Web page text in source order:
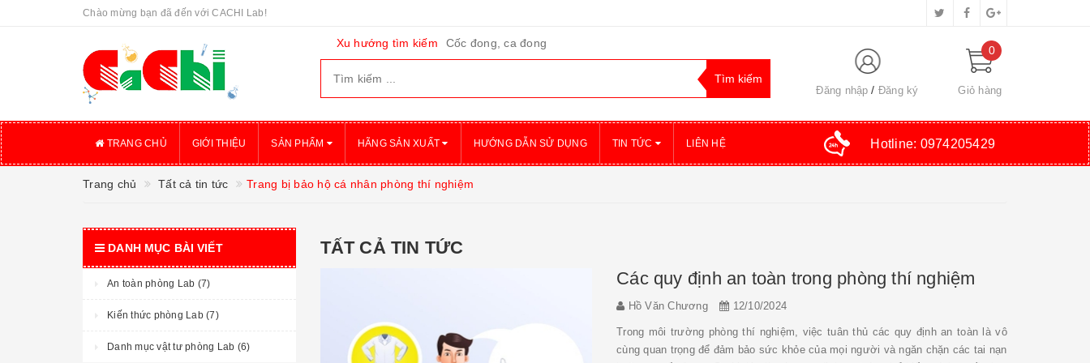
Chào mừng bạn đã đến với CACHI Lab!
Xu hướng tìm kiếm Cốc đong, ca đong
Đăng nhập Đăng ký
0
Giỏ hàng
TRANG CHỦ GIỚI THIỆU SẢN PHẨM HÃNG SẢN XUẤT HƯỚNG DẪN SỬ DỤNG TIN TỨC LIÊN HỆ Hotline: 0974205429
Trang chủ Tất cả tin tức Trang bị bảo hộ cá nhân phòng thí nghiệm
TẤT CẢ TIN TỨC
Các quy định an toàn trong phòng thí nghiệm
Hồ Văn Chương 12/10/2024
Trong môi trường phòng thí nghiệm, việc tuân thủ các quy định an toàn là vô
cùng quan trọng để đảm bảo sức khỏe của mọi người và ngăn chặn các tai nạn
DANH MỤC BÀI VIẾT
An toàn phòng Lab (7)
Kiến thức phòng Lab (7)
Danh mục vật tư phòng Lab (6)